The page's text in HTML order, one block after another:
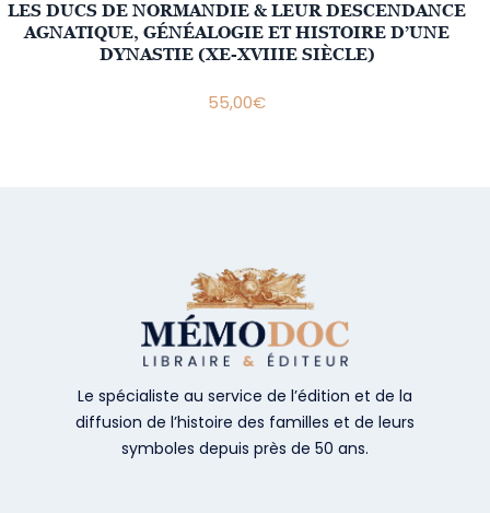
LES DUCS DE NORMANDIE & LEUR DESCENDANCE
AGNATIQUE, GÉNÉALOGIE ET HISTOIRE D’UNE
DYNASTIE (XE-XVIIIE SIÈCLE)
55,00€
Le spécialiste au service de l’édition et de la
diffusion de l’histoire des familles et de leurs
symboles depuis près de 50 ans.